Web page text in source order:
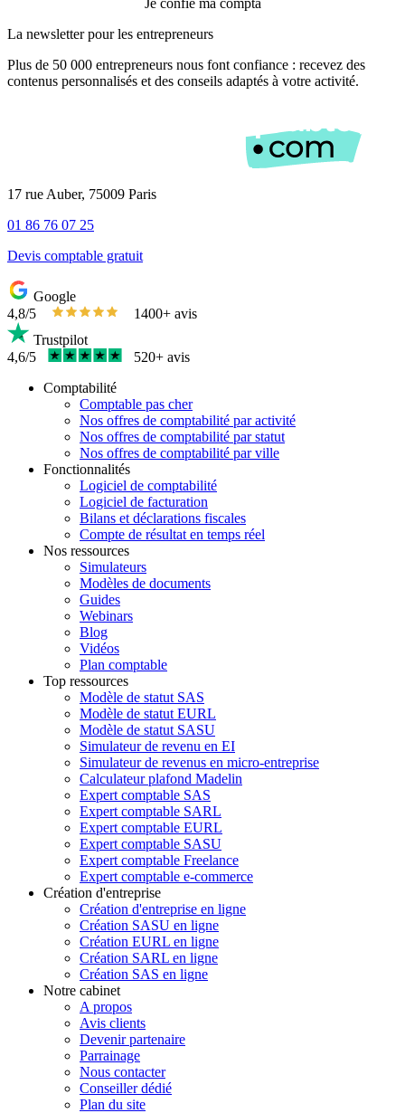
Je confie ma compta
La newsletter pour les entrepreneurs
Plus de 50 000 entrepreneurs nous font confiance : recevez des
contenus personnalisés et des conseils adaptés à votre activité.
17 rue Auber, 75009 Paris
01 86 76 07 25
Devis comptable gratuit
Google
4,8/5
1400+ avis
Trustpilot
4,6/5
520+ avis
Comptabilité
Comptable pas cher
Nos offres de comptabilité par activité
Nos offres de comptabilité par statut
Nos offres de comptabilité par ville
Fonctionnalités
Logiciel de comptabilité
Logiciel de facturation
Bilans et déclarations fiscales
Compte de résultat en temps réel
Nos ressources
Simulateurs
Modèles de documents
Guides
Webinars
Blog
Vidéos
Plan comptable
Top ressources
Modèle de statut SAS
Modèle de statut EURL
Modèle de statut SASU
Simulateur de revenu en EI
Simulateur de revenus en micro-entreprise
Calculateur plafond Madelin
Expert comptable SAS
Expert comptable SARL
Expert comptable EURL
Expert comptable SASU
Expert comptable Freelance
Expert comptable e-commerce
Création d'entreprise
Création d'entreprise en ligne
Création SASU en ligne
Création EURL en ligne
Création SARL en ligne
Création SAS en ligne
Notre cabinet
A propos
Avis clients
Devenir partenaire
Parrainage
Nous contacter
Conseiller dédié
Plan du site